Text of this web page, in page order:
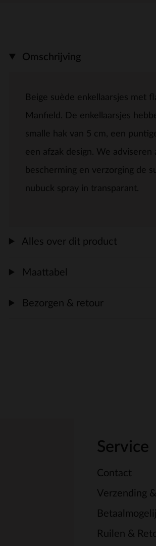
Omschrijving
Beige suède enkellaarsjes met
Manfield. De enkellaarsjes
smalle hak van 5 cm, een
een afzak design. We adviseren
bescherming en verzorging de
nubuck spray in transparant.
Alles over dit product
Maattabel
Bezorgen & retour
Service
Contact
Verzending
Ruilen &